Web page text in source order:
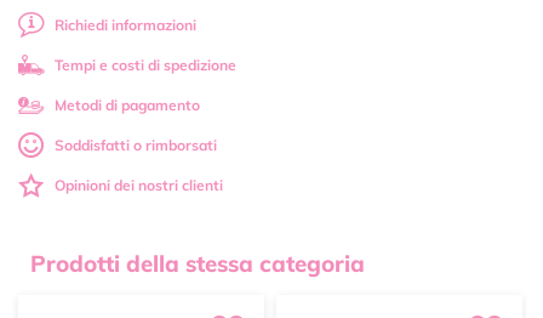
Richiedi informazioni
Tempi e costi di spedizione
Metodi di pagamento
Soddisfatti o rimborsati
Opinioni dei nostri clienti
Prodotti della stessa categoria